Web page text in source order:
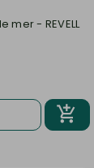
mer - REVELL